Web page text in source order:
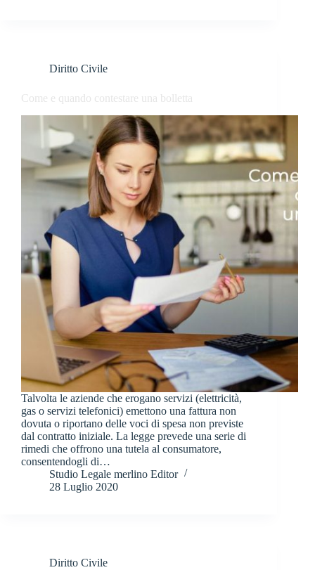
Diritto Civile
Come e quando contestare una bolletta
Talvolta le aziende che erogano servizi (elettricità,
gas o servizi telefonici) emettono una fattura non
dovuta o riportano delle voci di spesa non previste
dal contratto iniziale. La legge prevede una serie di
rimedi che offrono una tutela al consumatore,
consentendogli di…
Studio Legale merlino Editor
28 Luglio 2020
Diritto Civile